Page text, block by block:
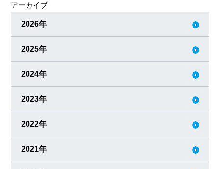
「ソミック流 両利きの経営」を目指し、既存と新規が創発
しあう関係を作ります。 既存事業・・・ボールジョイン
アーカイブ
2026年
2025年
2024年
2023年
2022年
2021年